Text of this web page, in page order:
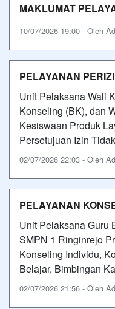
MAKLUMAT
10/07/2026 19:00 - Oleh
PELAYANAN
Unit Pelaksana Wali
Konseling (BK), dan
Kesiswaan Produk
Persetujuan Izin
02/07/2026 22:03 - Oleh
PELAYANAN
Unit Pelaksana Guru
SMPN 1 Ringinrejo
Konseling Individu,
Belajar, Bimbingan
02/07/2026 21:56 - Oleh